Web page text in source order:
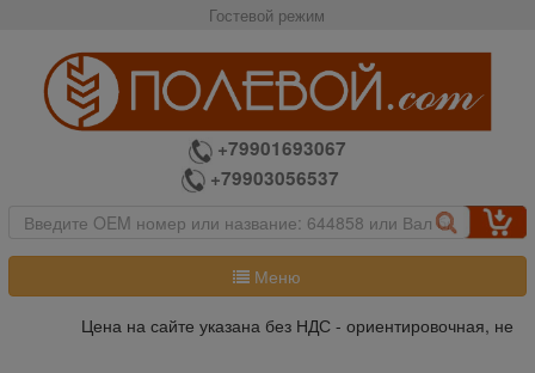
Гостевой режим
+79901693067
+79903056537
Меню
Цена на сайте указана без НДС - ориентировочная, не